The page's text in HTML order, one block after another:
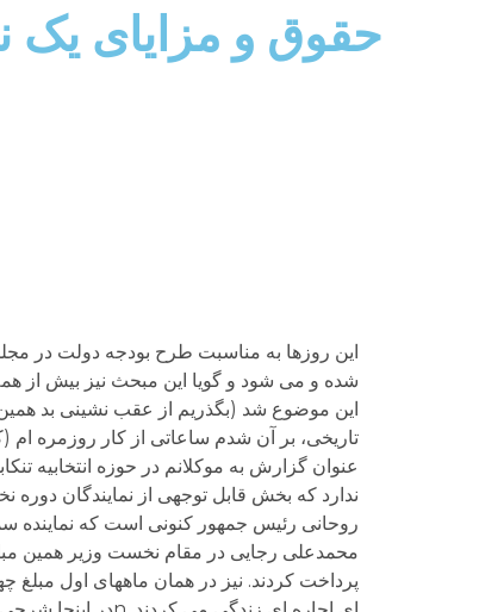
حقوق و مزایای یک
این روزها به مناسبت طرح بودجه دولت در
شده و می شود و گویا این مبحث نیز بیش از
تاریخی، بر آن شدم ساعاتی از کار روزمره
عنوان گزارش به موکلانم در حوزه انتخابیه
ندارد که بخش قابل توجهی از نمایندگان دوره
محمدعلی رجایی در مقام نخست وزیر همین
پرداخت کردند. نیز در همان ماههای اول مبلغ